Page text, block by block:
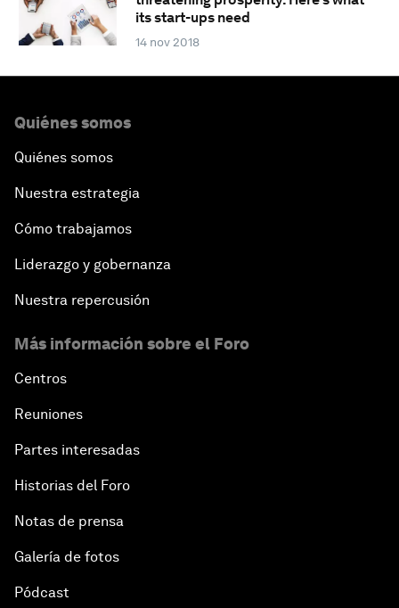
its start-ups need
14 nov 2018
Quiénes somos
Quiénes somos
Nuestra estrategia
Cómo trabajamos
Liderazgo y gobernanza
Nuestra repercusión
Más información sobre el Foro
Centros
Reuniones
Partes interesadas
Historias del Foro
Notas de prensa
Galería de fotos
Pódcast